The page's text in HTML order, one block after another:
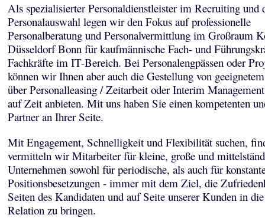
Als spezialisierter Personaldienstleister im Recruiting und
Personalauswahl legen wir den Fokus auf professionelle
Personalberatung und Personalvermittlung im Großraum
Düsseldorf Bonn für kaufmännische Fach- und
Fachkräfte im IT-Bereich. Bei Personalengpässen oder
können wir Ihnen aber auch die Gestellung von
über Personalleasing / Zeitarbeit oder Interim
auf Zeit anbieten. Mit uns haben Sie einen kompetenten
Partner an Ihrer Seite.
Mit Engagement, Schnelligkeit und Flexibilität suchen,
vermitteln wir Mitarbeiter für kleine, große und
Unternehmen sowohl für periodische, als auch für
Positionsbesetzungen - immer mit dem Ziel, die
Seiten des Kandidaten und auf Seite unserer Kunden in
Relation zu bringen.